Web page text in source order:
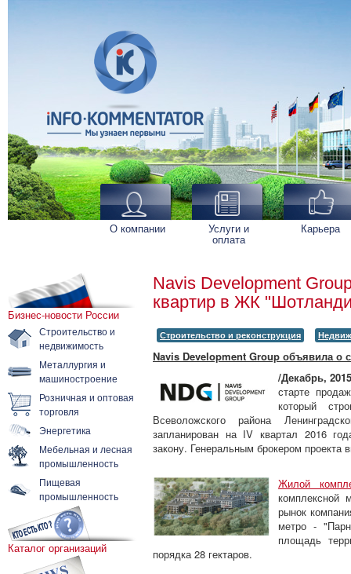
О компании Услуги и
оплата
Карьера
Бизнес-новости России
Строительство и
недвижимость
Металлургия и
машиностроение
Розничная и оптовая
торговля
Энергетика
Мебельная и лесная
промышленность
Пищевая
промышленность
Каталог организаций
Navis Development
квартир в ЖК
Строительство и реконструкция
Navis Development Group объявила о
/Декабрь,
старте
который
Всеволожского района
запланирован на IV квартал 2016
закону. Генеральным брокером проекта
Жилой
комплексной
рынок
метро -
площадь
порядка 28 гектаров.